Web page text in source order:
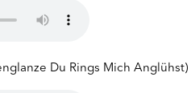
Du Rings Mich